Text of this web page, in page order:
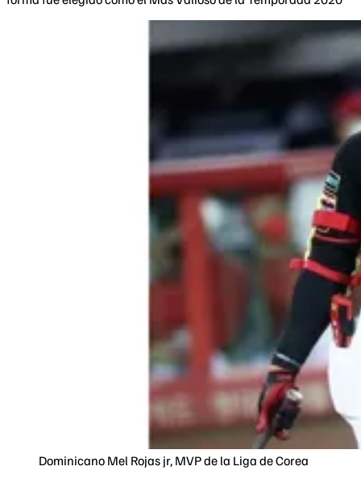
Dominicano Mel Rojas jr, MVP de la Liga de Corea